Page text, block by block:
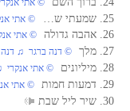
© אתי
25. שמעתי ש… © אתי
26. אהבה גדולה © אתי
27. מלך © דנה ברגר‏ ♫ דנה
28. מיליונים © אתי אנקרי‏
29. דמעות חמות © אתי
30. שיר ליל שבת